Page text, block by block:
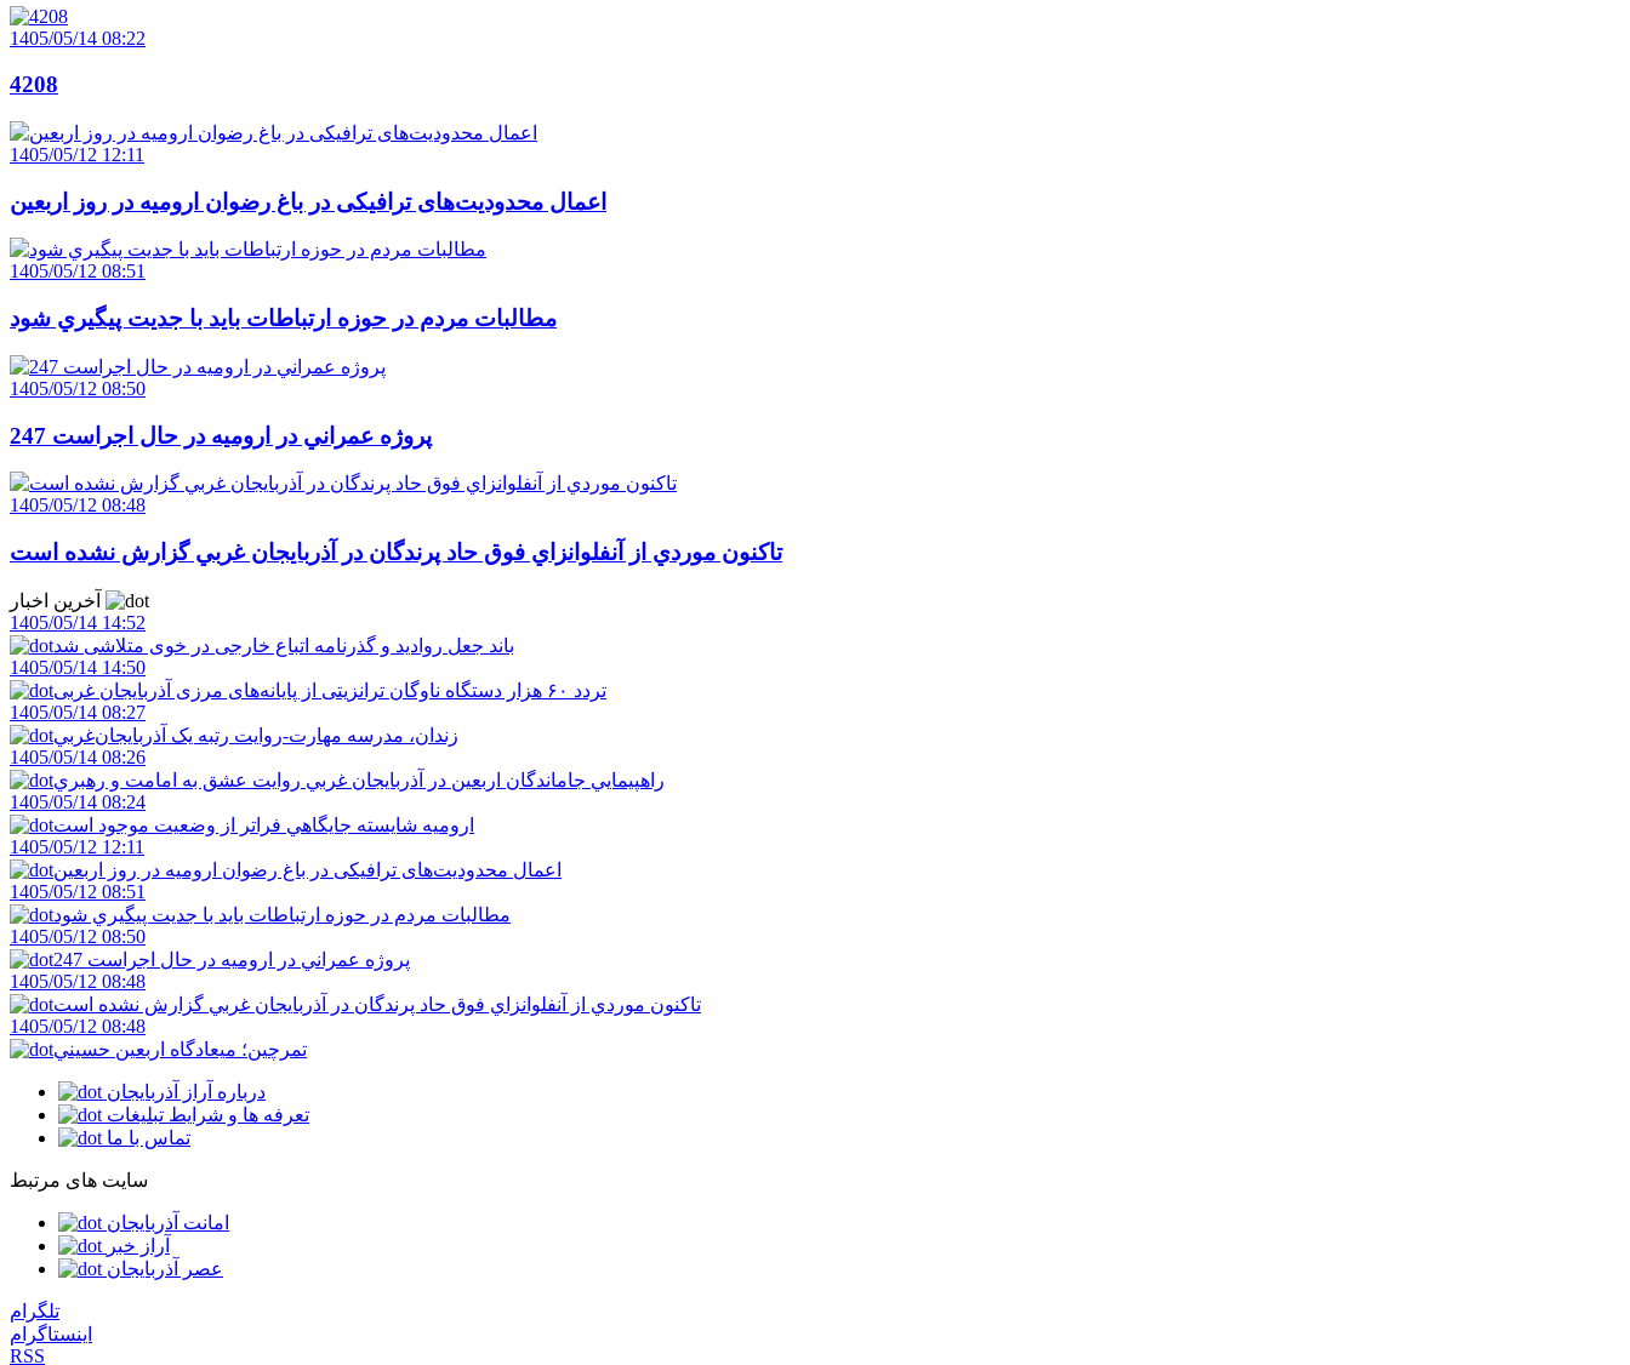
1405/05/14 08:22
4208
1405/05/12 12:11
اعمال محدودیت‌های ترافیکی در باغ رضوان ارومیه در روز اربعین
1405/05/12 08:51
مطالبات مردم در حوزه ارتباطات بايد با جديت پيگيري شود
1405/05/12 08:50
247 پروژه عمراني در اروميه در حال اجراست
1405/05/12 08:48
تاکنون موردي از آنفلوانزاي فوق حاد پرندگان در آذربايجان غربي گزارش نشده است
1405/05/14 14:52
باند جعل روادید و گذرنامه اتباع خارجی در خوی متلاشی شد
1405/05/14 14:50
تردد ۶۰ هزار دستگاه ناوگان ترانزیتی از پایانه‌های مرزی آذربایجان ‌غربی
1405/05/14 08:27
زندان، مدرسه مهارت-روايت رتبه يک آذربايجان‌غربي
1405/05/14 08:26
راهپيمايي جاماندگان اربعين در آذربايجان غربي روايت عشق به امامت و رهبري
1405/05/14 08:24
اروميه شايسته جايگاهي فراتر از وضعيت موجود است
1405/05/12 12:11
اعمال محدودیت‌های ترافیکی در باغ رضوان ارومیه در روز اربعین
1405/05/12 08:51
مطالبات مردم در حوزه ارتباطات بايد با جديت پيگيري شود
1405/05/12 08:50
247 پروژه عمراني در اروميه در حال اجراست
1405/05/12 08:48
تاکنون موردي از آنفلوانزاي فوق حاد پرندگان در آذربايجان غربي گزارش نشده است
1405/05/12 08:48
تمرچين؛ ميعادگاه اربعين حسيني
درباره آراز آذربایجان
تعرفه ها و شرایط تبلیغات
تماس با ما
سایت های مرتبط
امانت آذربایجان
آراز خبر
عصر آذربایجان
تلگرام
اینستاگرام
RSS